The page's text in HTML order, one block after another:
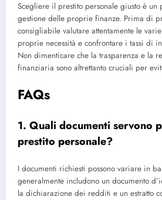
Scegliere il prestito personale giusto è un
gestione delle proprie finanze. Prima di
consigliabile valutare attentamente le
proprie necessità e confrontare i tassi di
Non dimenticare che la trasparenza e la
finanziaria sono altrettanto cruciali per
FAQs
1. Quali documenti servono
prestito personale?
I documenti richiesti possono variare in
generalmente includono un documento
la dichiarazione dei redditi e un estratto